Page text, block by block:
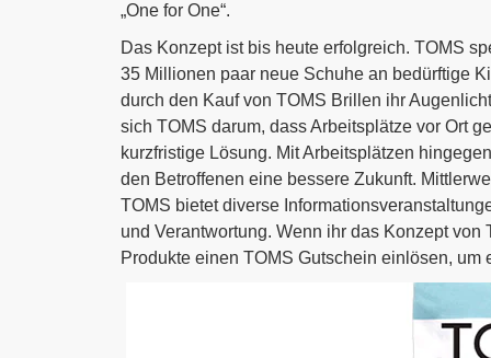
„One for One“.
Das Konzept ist bis heute erfolgreich. TOMS
35 Millionen paar neue Schuhe an bedürftige
durch den Kauf von TOMS Brillen ihr
sich TOMS darum, dass Arbeitsplätze vor Ort
kurzfristige Lösung. Mit Arbeitsplätzen
den Betroffenen eine bessere Zukunft.
TOMS bietet diverse
und Verantwortung. Wenn ihr das Konzept
Produkte einen TOMS Gutschein einlösen, um